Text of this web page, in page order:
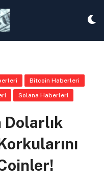
Bitcoin Haberleri
Solana Haberleri
Dolarlık